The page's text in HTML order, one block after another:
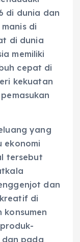
di dunia dan
di
di dunia
memiliki
cepat di
kekuatan
yang
ekonomi
tersebut
dan
di
pada